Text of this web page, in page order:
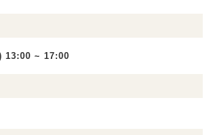
13:00 ~ 17:00